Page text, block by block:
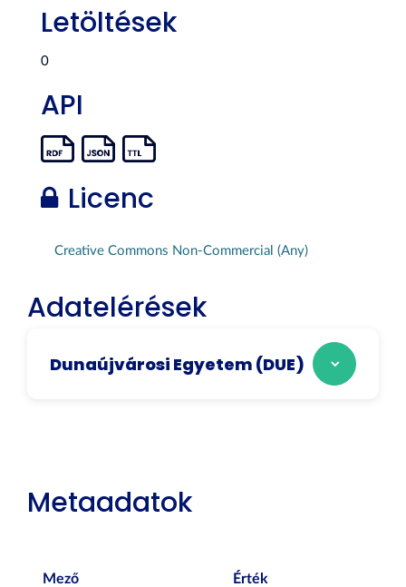
Letöltések
0
API
Licenc
Creative Commons Non-Commercial (Any)
Adatelérések
Dunaújvárosi Egyetem (DUE)
Metaadatok
Mező Érték